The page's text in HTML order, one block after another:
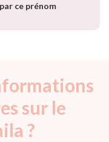
ce prénom
sur le
?